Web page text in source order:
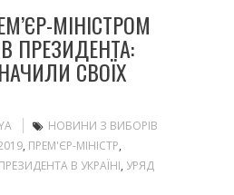
МІНІСТРОМ
ПРЕЗИДЕНТА:
СВОЇХ
НОВИНИ З ВИБОРІВ
, ПРЕМ'ЄР-МІНІСТР,
В УКРАЇНІ, УРЯД